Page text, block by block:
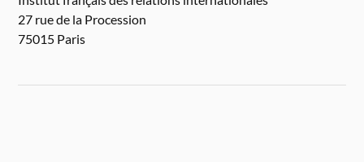
27 rue de la Procession
75015 Paris